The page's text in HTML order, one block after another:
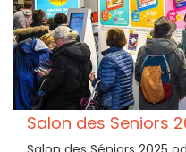
Salon des Seniors